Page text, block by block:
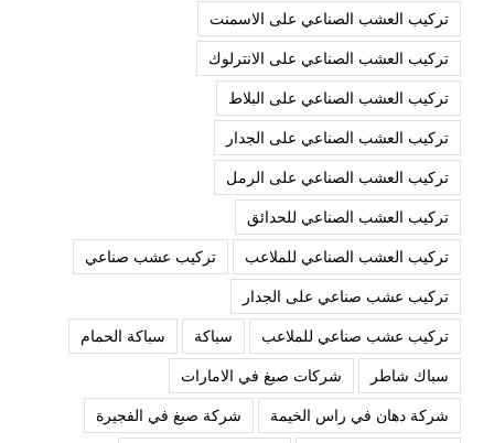
تركيب العشب الصناعي على الاسمنت
تركيب العشب الصناعي على الانترلوك
تركيب العشب الصناعي على البلاط
تركيب العشب الصناعي على الجدار
تركيب العشب الصناعي على الرمل
تركيب العشب الصناعي للحدائق
تركيب العشب الصناعي للملاعب
تركيب عشب صناعي
تركيب عشب صناعي على الجدار
تركيب عشب صناعي للملاعب
سباكة
سباكة الحمام
سباك شاطر
شركات صبغ في الامارات
شركة دهان في راس الخيمة
شركة صبغ في الفجيرة